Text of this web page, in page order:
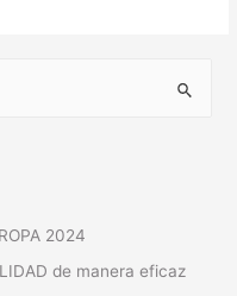
2024
de manera eficaz